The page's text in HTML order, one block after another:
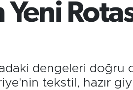
G.ALTIN 6862,09000 %0.19
BİST100 14.598,00 %0
dengeleri
tekstil, hazır